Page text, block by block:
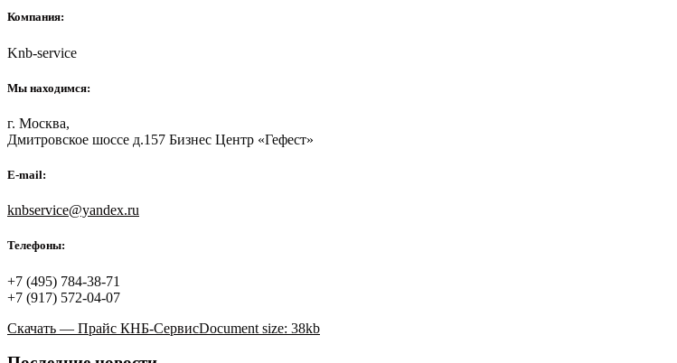
Компания:
Knb-service
Мы находимся:
г. Москва,
Дмитровское шоссе д.157 Бизнес Центр «Гефест»
E-mail:
knbservice@yandex.ru
Телефоны:
+7 (495) 784-38-71
+7 (917) 572-04-07
Скачать — Прайс КНБ-СервисDocument size: 38kb